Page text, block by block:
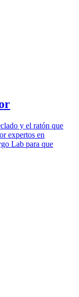
y el ratón que
expertos en
Lab para que